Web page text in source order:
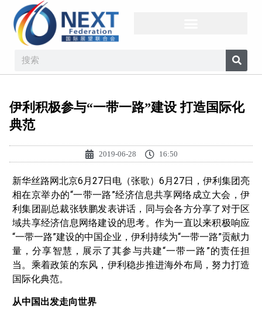
伊利积极参与“一带一路”建设 打造国际化
典范
2019-06-28 16:50
新华丝路网北京6月27日电（张歌）6月27日，伊利集团亮
相在京举办的“一带一路”经济信息共享网络成立大会，伊
利集团副总裁张轶鹏发表讲话，同与会各方分享了对于区
域共享经济信息网络建设的思考。作为一直以来积极响应
“一带一路”建设的中国企业，伊利持续为“一带一路”贡献力
量，分享智慧，展示了其参与共建“一带一路”的责任担
当。乘着政策的东风，伊利稳步推进海外布局，努力打造
国际化典范。
从中国出发走向世界